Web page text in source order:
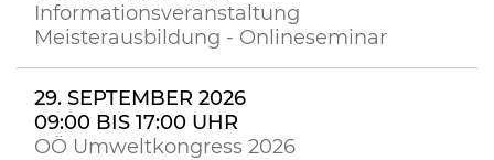
Informationsveranstaltung
Meisterausbildung - Onlineseminar
29. SEPTEMBER 2026
09:00 BIS 17:00 UHR
OÖ Umweltkongress 2026